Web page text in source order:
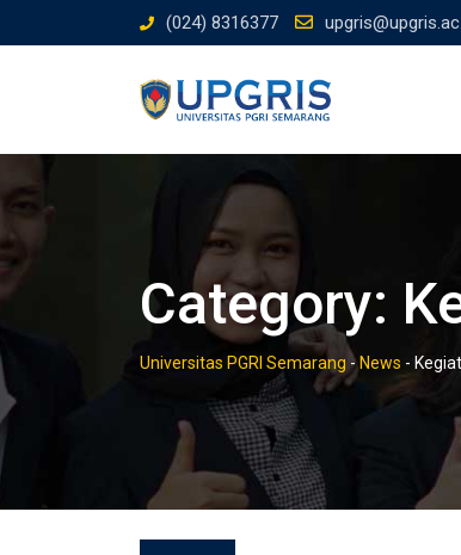
to
(024) 8316377
Category:
Universitas PGRI Semarang -News -